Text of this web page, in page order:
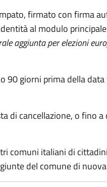
firmato con firma
al modulo
aggiunta per elezioni
90 giorni prima della
di cancellazione, o fino
comuni italiani di
del comune di